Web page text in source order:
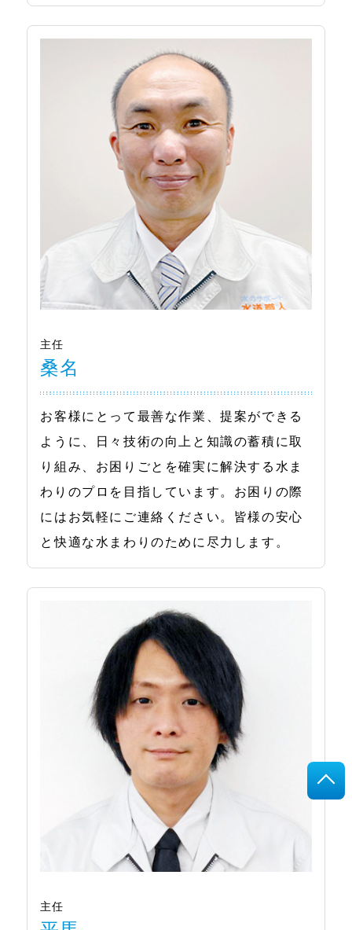
主任
桑名
お客様にとって最善な作業、提案ができる
ように、日々技術の向上と知識の蓄積に取
り組み、お困りごとを確実に解決する水ま
わりのプロを目指しています。お困りの際
にはお気軽にご連絡ください。皆様の安心
と快適な水まわりのために尽力します。
主任